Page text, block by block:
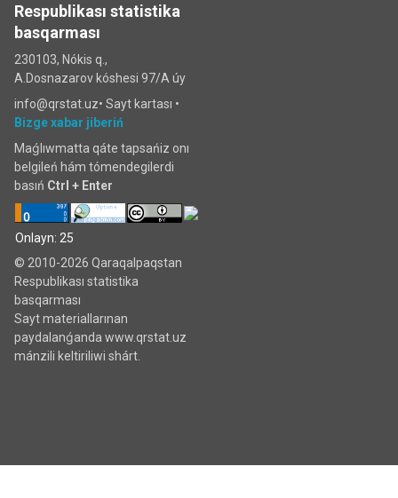
Respublikası statistika
basqarması
230103, Nókis q.,
A.Dosnazarov kóshesi 97/A úy
info@qrstat.uz• Sayt kartası •
Bizge xabar jiberiń
Maǵlıwmatta qáte tapsańiz onı
belgileń hám tómendegilerdi
basıń Ctrl + Enter
Onlayn: 25
© 2010-2026 Qaraqalpaqstan
Respublikası statistika
basqarması
Sayt materiallarınan
paydalanǵanda www.qrstat.uz
mánzili keltiriliwi shárt.